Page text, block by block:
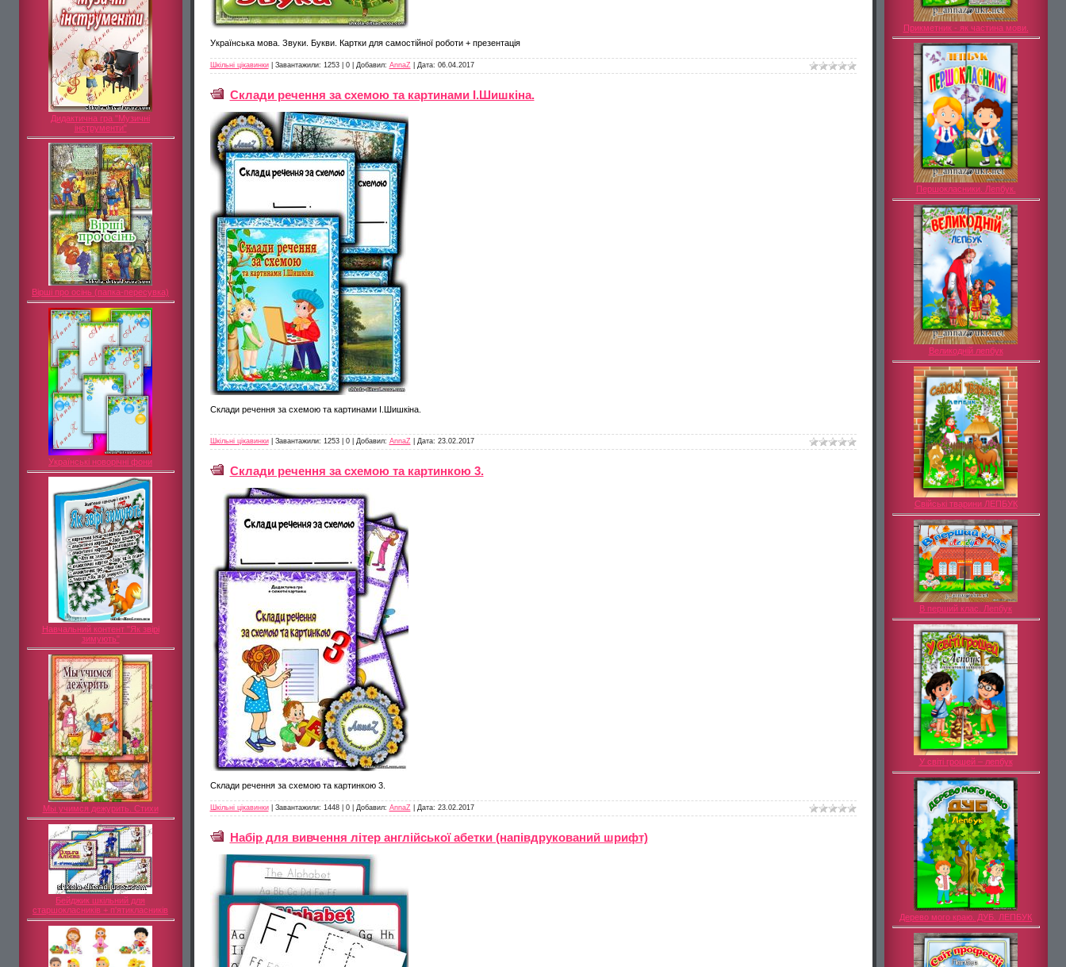
Дидактична гра "Музичні
інструменти"
Вірші про осінь (папка-пересувка)
Українські новорічні фони
Навчальний контент "Як звірі
зимують"
Мы учимся дежурить. Стихи
Бейджик шкільний для
старшокласників + п'ятикласників
Українська мова. Звуки. Букви. Картки для самостійної роботи + презентація
Шкільні цікавинки| Завантажили: 1253| 0| Добавил: AnnaZ Дата: 06.04.2017
Склади речення за схемою та картинами І.Шишкіна.
Склади речення за схемою та картинами І.Шишкіна.
Шкільні цікавинки| Завантажили: 1253| 0| Добавил: AnnaZ Дата: 23.02.2017
Склади речення за схемою та картинкою 3.
Склади речення за схемою та картинкою 3.
Шкільні цікавинки| Завантажили: 1448| 0| Добавил: AnnaZ Дата: 23.02.2017
Набір для вивчення літер англійської абетки (напівдрукований шрифт)
Прикметник - як частина мови.
Першокласники. Лепбук.
Великодній лепбук
Свійські тварини ЛЕПБУК
В перший клас. Лепбук
У світі грошей – лепбук
Дерево мого краю. ДУБ. ЛЕПБУК